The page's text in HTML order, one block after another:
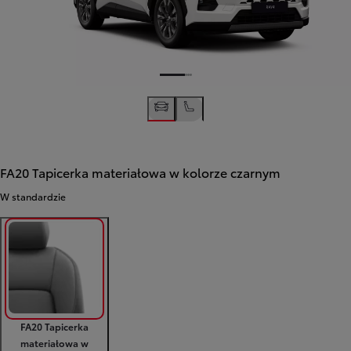
FA20 Tapicerka materiałowa w kolorze czarnym
W standardzie
FA20 Tapicerka
materiałowa w